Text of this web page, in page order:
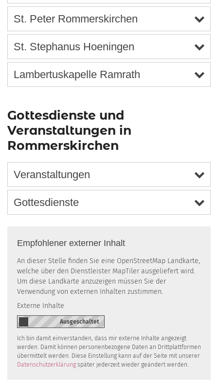
St. Peter Rommerskirchen
St. Stephanus Hoeningen
Lambertuskapelle Ramrath
Gottesdienste und
Veranstaltungen in
Rommerskirchen
Veranstaltungen
Gottesdienste
Empfohlener externer Inhalt
An dieser Stelle finden Sie eine OpenStreetMap Landkarte,
welche über den Dienstleister MapTiler ausgeliefert wird.
Um diese Landkarte anzuzeigen müssen Sie der
Verwendung von externen Inhalten zustimmen.
Externe Inhalte
Ich bin damit einverstanden, dass mir externe Inhalte angezeigt
werden. Damit können personenbezogene Daten an Drittplattformen
übermittelt werden. Diese Einstellung kann auf der Seite mit unserer
Datenschutzerklärung später jederzeit wieder geändert werden.